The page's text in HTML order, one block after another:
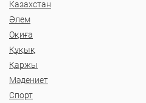
Казахстан
Әлем
Оқиға
Құқық
Қаржы
Мәдениет
Спорт